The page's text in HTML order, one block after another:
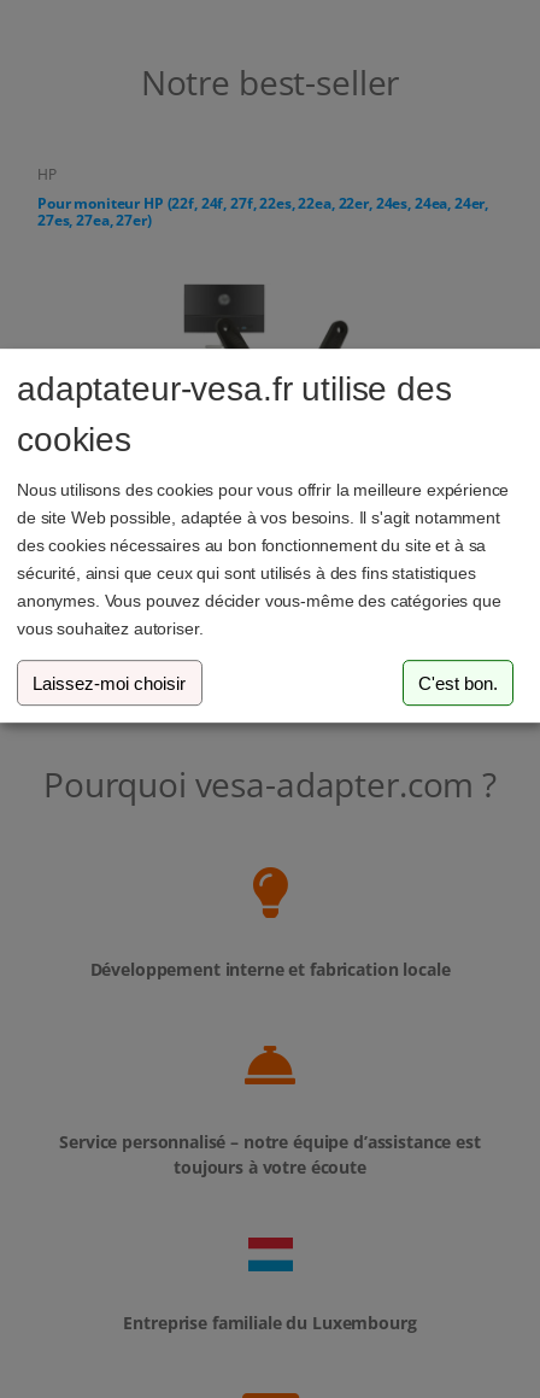
Notre best-seller
22es, 22ea, 22er, 24es, 24ea, 24er,
13,10 €
Pour HP PC tout-en-un (24-cr,
Pourquoi vesa-adapter.com ?
Développement interne et fabrication locale
Service personnalisé – notre équipe d’assistance est
toujours à votre écoute
Entreprise familiale du Luxembourg
adaptateur-vesa.fr utilise des
cookies
Nous utilisons des cookies pour vous offrir la meilleure expérience
de site Web possible, adaptée à vos besoins. Il s'agit notamment
des cookies nécessaires au bon fonctionnement du site et à sa
sécurité, ainsi que ceux qui sont utilisés à des fins statistiques
anonymes. Vous pouvez décider vous-même des catégories que
vous souhaitez autoriser.
Laissez-moi choisir C'est bon.